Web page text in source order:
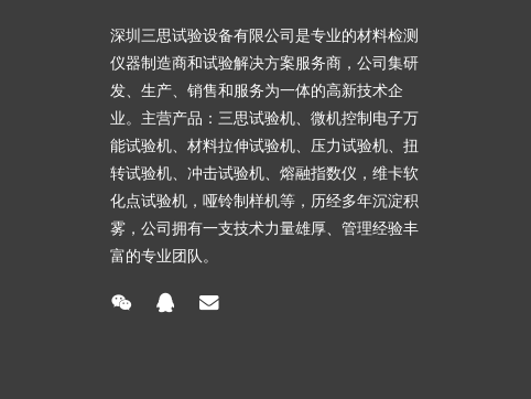
深圳三思试验设备有限公司是专业的材料检测
仪器制造商和试验解决方案服务商，公司集研
发、生产、销售和服务为一体的高新技术企
业。主营产品：三思试验机、微机控制电子万
能试验机、材料拉伸试验机、压力试验机、扭
转试验机、冲击试验机、熔融指数仪，维卡软
化点试验机，哑铃制样机等，历经多年沉淀积
雾，公司拥有一支技术力量雄厚、管理经验丰
富的专业团队。